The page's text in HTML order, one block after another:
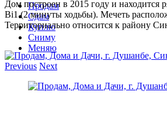
Продам
Сдам
Куплю
Сниму
Меняю
Дом построен в 2015 году и
Bi1 (2 минуты ходьбы). Мечеть
Территориально относится к району
Previous Next